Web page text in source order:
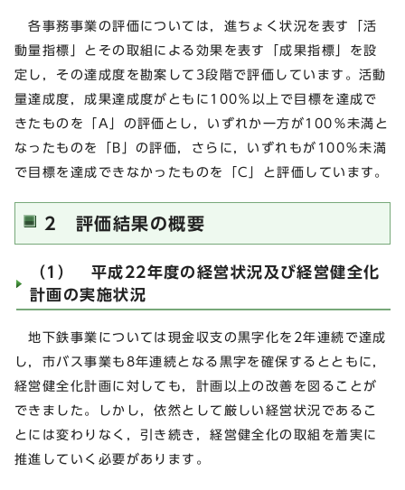
各事務事業の評価については，進ちょく状況を表す「活
動量指標」とその取組による効果を表す「成果指標」を設
定し，その達成度を勘案して3段階で評価しています。活動
量達成度，成果達成度がともに100％以上で目標を達成で
きたものを「A」の評価とし，いずれか一方が100％未満と
なったものを「B」の評価，さらに，いずれもが100％未満
で目標を達成できなかったものを「C」と評価しています。
2 評価結果の概要
（1） 平成22年度の経営状況及び経営健全化
計画の実施状況
地下鉄事業については現金収支の黒字化を2年連続で達成
し，市バス事業も8年連続となる黒字を確保するとともに，
経営健全化計画に対しても，計画以上の改善を図ることが
できました。しかし，依然として厳しい経営状況であるこ
とには変わりなく，引き続き，経営健全化の取組を着実に
推進していく必要があります。